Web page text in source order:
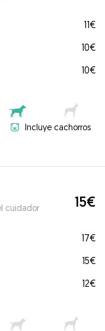
11€
10€
10€
Incluye cachorros
cuidador 15€
17€
15€
12€